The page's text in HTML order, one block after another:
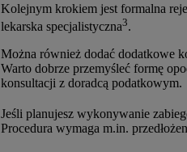
Kolejnym krokiem jest formalna
lekarska specjalistyczna3.
Można również dodać dodatkowe
Warto dobrze przemyśleć formę
konsultacji z doradcą podatkowym.
Jeśli planujesz wykonywanie
Procedura wymaga m.in.